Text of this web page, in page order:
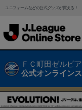
ユニフォームなどの公式グッズが買える！
ＦＣ町田ゼルビア
公式オンライン